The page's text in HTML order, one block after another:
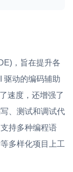
，旨在提升各
驱动的编码辅助
速度，还增强了
、测试和调试代
持多种编程语
多样化项目上工